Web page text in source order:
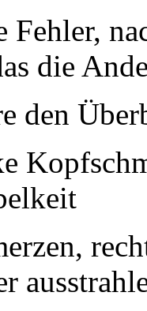
Fehler,
die
den